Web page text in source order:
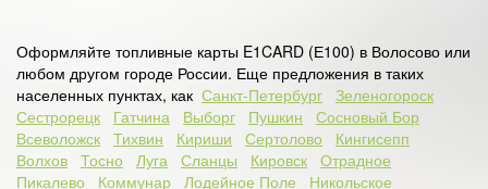
Оформляйте топливные карты E1CARD (Е100) в Волосово или
любом другом городе России. Еще предложения в таких
населенных пунктах, как Санкт-Петербург Зеленогороск
Сестрорецк
Гатчина Выборг Пушкин
Сосновый Бор
Всеволожск Тихвин Кириши Сертолово
Кингисепп
Волхов Тосно Луга Сланцы Кировск Отрадное
Пикалево
Коммунар Лодейное Поле
Никольское